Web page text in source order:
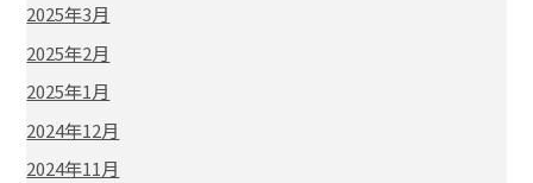
2025年3月
2025年2月
2025年1月
2024年12月
2024年11月